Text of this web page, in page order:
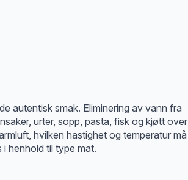
autentisk smak. Eliminering av vann fra
urter, sopp, pasta, fisk og kjøtt over
hvilken hastighet og temperatur må
henhold til type mat.